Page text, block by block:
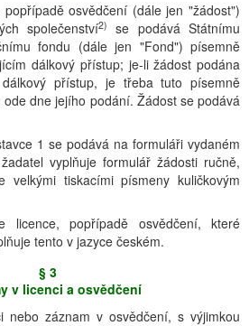
osvědčení (dále jen "žádost")
společenství2)
se podává Státnímu
fondu (dále jen "Fond") písemně
dálkový přístup; je-li žádost podána
přístup, je třeba tuto písemně
dne jejího podání. Žádost se podává
1 se podává na formuláři vydaném
vyplňuje formulář žádosti ručně,
velkými tiskacími písmeny kuličkovým
licence, popřípadě osvědčení, které
tento v jazyce českém.
§ 3
v licenci a osvědčení
nebo záznam v osvědčení, s výjimkou